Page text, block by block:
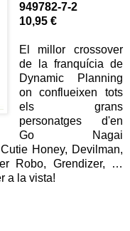
949782-7-2
10,95 €
El millor crossover
de la franquícia de
Dynamic Planning
on conflueixen tots
els grans
personatges d'en
Go Nagai
Honey, Devilman,
Robo, Grendizer, …
a la vista!